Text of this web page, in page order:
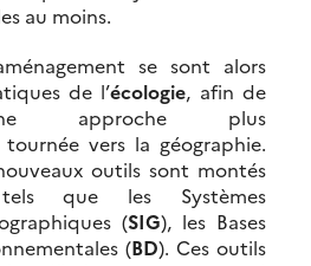
au moins.
se sont alors
de l’écologie, afin de
approche plus
vers la géographie.
outils sont montés
que les Systèmes
(SIG), les Bases
(BD). Ces outils